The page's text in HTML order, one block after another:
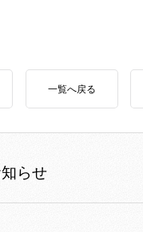
一覧へ戻る
らせ